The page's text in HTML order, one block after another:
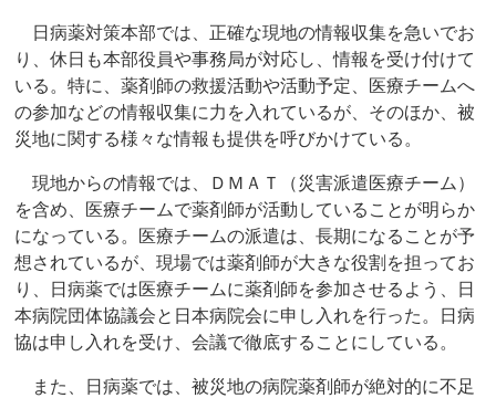
日病薬対策本部では、正確な現地の情報収集を急いでお
り、休日も本部役員や事務局が対応し、情報を受け付けて
いる。特に、薬剤師の救援活動や活動予定、医療チームへ
の参加などの情報収集に力を入れているが、そのほか、被
災地に関する様々な情報も提供を呼びかけている。
現地からの情報では、ＤＭＡＴ（災害派遣医療チーム）
を含め、医療チームで薬剤師が活動していることが明らか
になっている。医療チームの派遣は、長期になることが予
想されているが、現場では薬剤師が大きな役割を担ってお
り、日病薬では医療チームに薬剤師を参加させるよう、日
本病院団体協議会と日本病院会に申し入れを行った。日病
協は申し入れを受け、会議で徹底することにしている。
また、日病薬では、被災地の病院薬剤師が絶対的に不足